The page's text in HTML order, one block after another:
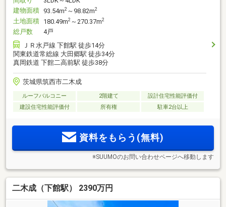
建物面積 93.54m2 ～98.82m2
土地面積 180.49m2 ～270.37m2
総戸数
4戸
ＪＲ水戸線 下館駅 徒歩14分
関東鉄道常総線 大田郷駅 徒歩34分
真岡鉄道 下館二高前駅 徒歩38分
茨城県筑西市二木成
ルーフバルコニー 2階建て
設計住宅性能評価付
建設住宅性能評価付
所有権 駐車2台以上
資料をもらう(無料)
※SUUMOのお問い合わせページへ移動します
二木成（下館駅） 2390万円